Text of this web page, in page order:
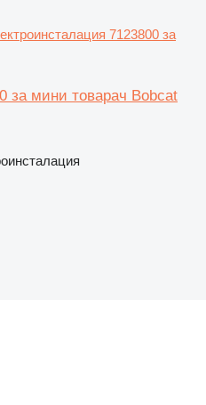
7123800 за
за мини товарач Bobcat